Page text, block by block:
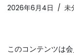
2026年6月4日 未
このコンテンツは